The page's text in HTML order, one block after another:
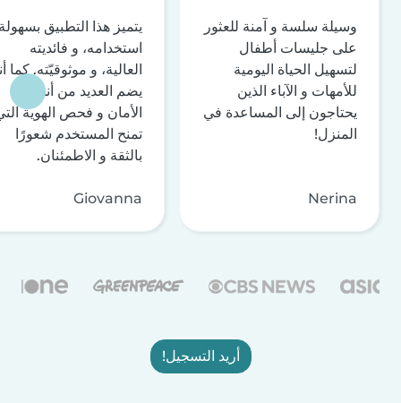
وسيلة سلسة و آمنة للعثور
على جليسات أطفال
لتسهيل الحياة اليومية
للأمهات و الآباء الذين
يحتاجون إلى المساعدة في
المنزل!
Nerina
يتميز هذا التطبيق
استخدامه، و فائديته
العالية، و موثوقيّته. كما
يضم العديد من أنظمة
الأمان و فحص الهوية
تمنح المستخدم شعورًا
بالثقة و الاطمئنان.
Giovanna
أريد التسجيل!